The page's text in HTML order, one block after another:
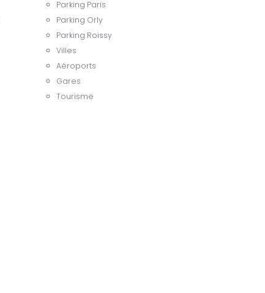
Parking Paris
Parking Orly
Parking Roissy
Villes
Aéroports
Gares
Tourisme